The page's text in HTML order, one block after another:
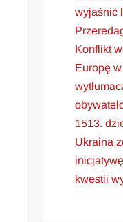
wyjaśnić
Konflikt
Europę
1513.
Ukraina
kwestii